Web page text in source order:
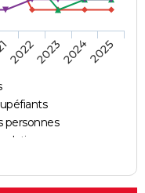
personnes
2022202320242025